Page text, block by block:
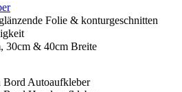
Folie & konturgeschnitten
30cm & 40cm Breite